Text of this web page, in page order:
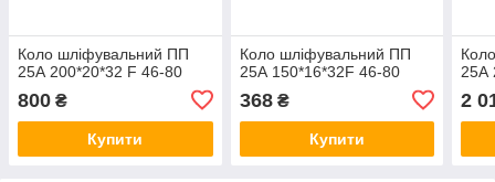
Коло шліфувальний ПП
25А 200*20*32 F 46-80
800 ₴
Купити
Коло шліфувальний ПП
25А 150*16*32F 46-80
368₴
Купити
25А
2